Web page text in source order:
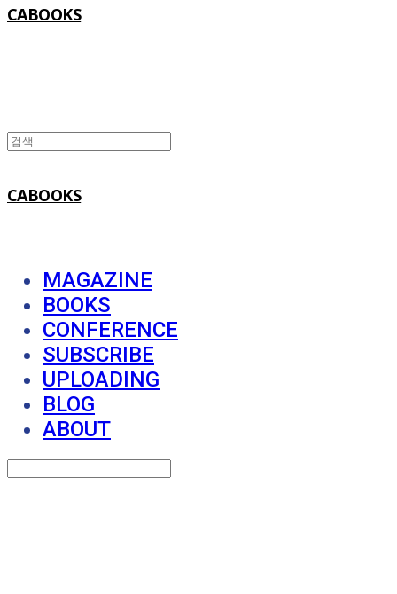
CABOOKS
CABOOKS
MAGAZINE
BOOKS
CONFERENCE
SUBSCRIBE
UPLOADING
BLOG
ABOUT